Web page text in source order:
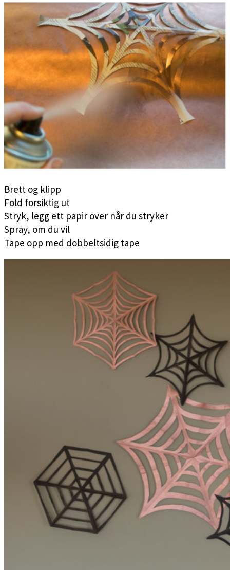
Brett og klipp
Fold forsiktig ut
Stryk, legg ett papir over når du stryker
Spray, om du vil
Tape opp med dobbeltsidig tape